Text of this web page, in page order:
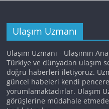
Ulaşım Uzmanı
Ulaşım Uzmanı - Ulaşımın
Türkiye ve dünyadan ulaşım
doğru haberleri iletiyoruz.
güncel habeleri kendi
yorumlamaktadırlar. Ulaşım
görüşlerine müdahale